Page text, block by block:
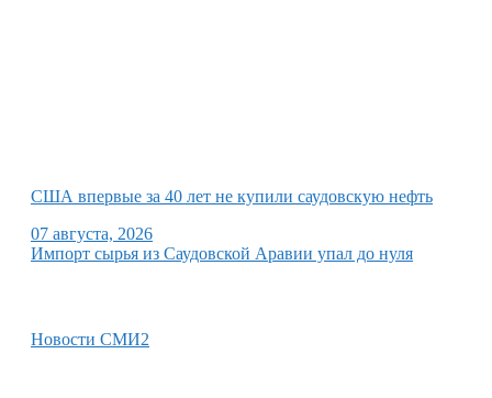
США впервые за 40 лет не купили саудовскую нефть
07 августа, 2026
Импорт сырья из Саудовской Аравии упал до нуля
Новости СМИ2